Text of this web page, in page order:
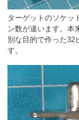
ターゲットのソケッ
ン数が違います。本
別な目的で作った32
す。